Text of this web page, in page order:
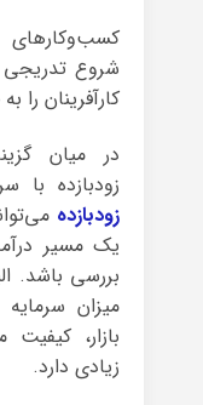
کسب‌وکارهای
شروع تدریجی
کارآفرینان را
در میان
زودبازده با
زودبازده
یک مسیر
بررسی باشد.
میزان
بازار،
زیادی دارد.